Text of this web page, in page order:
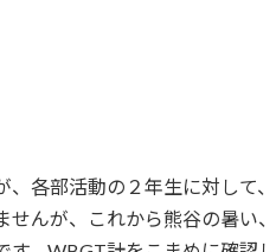
、各部活動の２年生に対して
せんが、これから熊谷の暑い